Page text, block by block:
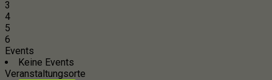
3
4
5
6
Events
Keine Events
Veranstaltungsorte